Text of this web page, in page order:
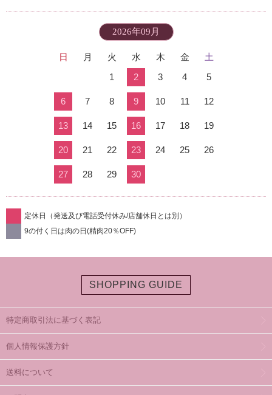
2026年09月
日 月 火 水 木 金
土
1
2 3 4 5
6 7 8 9 10 11 12
13 14 15 16 17 18 19
20 21 22 23 24 25 26
27 28 29 30
定休日（発送及び電話受付休み/店舗休日とは別）
9の付く日は肉の日(精肉20％OFF)
SHOPPING GUIDE
特定商取引法に基づく表記
個人情報保護方針
送料について